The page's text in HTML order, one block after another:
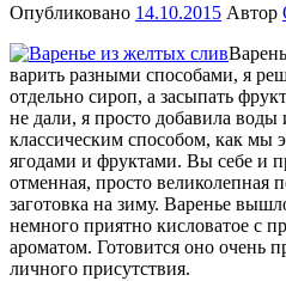
Опубликовано 14.10.2015 Автор
варить разными способами, я
отдельно сироп, а засыпать
не дали, я просто добавила
классическим способом, как мы
ягодами и фруктами. Вы себе и
отменная, просто великолепная
заготовка на зиму. Варенье
немного приятно кисловатое с
ароматом. Готовится оно очень
личного присутствия.